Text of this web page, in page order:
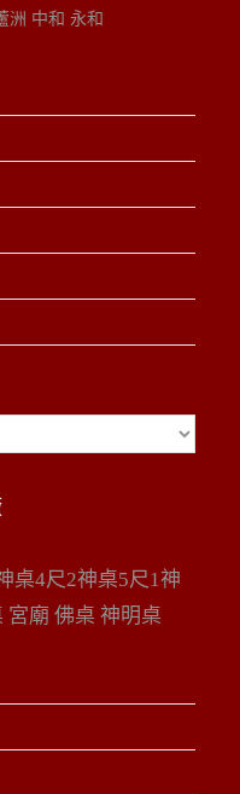
洲 中和 永和
桌4尺2神桌5尺1神
宮廟 佛桌 神明桌